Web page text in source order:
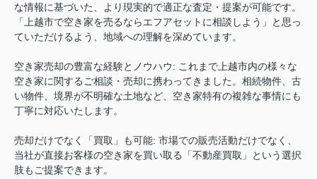
な情報に基づいた、より現実的で適正な査定・提案が可能です。
「上越市で空き家を売るならエフアセットに相談しよう」と思っ
ていただけるよう、地域への理解を深めています。
空き家売却の豊富な経験とノウハウ: これまで上越市内の様々な
空き家に関するご相談・売却に携わってきました。相続物件、古
い物件、境界が不明確な土地など、空き家特有の複雑な事情にも
丁寧に対応いたします。
売却だけでなく「買取」も可能: 市場での販売活動だけでなく、
当社が直接お客様の空き家を買い取る「不動産買取」という選択
肢もご提案できます。